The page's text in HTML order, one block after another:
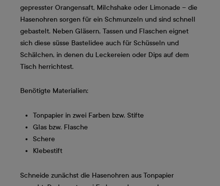
gepresster Orangensaft, Milchshake oder Limonade – die
Hasenohren sorgen für ein Schmunzeln und sind schnell
gebastelt. Neben Gläsern, Tassen und Flaschen eignet
sich diese süsse Bastelidee auch für Schüsseln und
Schälchen, in denen du Leckereien oder Dips auf dem
Tisch herrichtest.
Benötigte Materialien:
Tonpapier in zwei Farben bzw. Stifte
Glas bzw. Flasche
Schere
Klebestift
Schneide zunächst die Hasenohren aus Tonpapier